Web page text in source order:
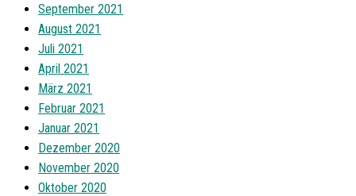
September 2021
August 2021
Juli 2021
April 2021
März 2021
Februar 2021
Januar 2021
Dezember 2020
November 2020
Oktober 2020